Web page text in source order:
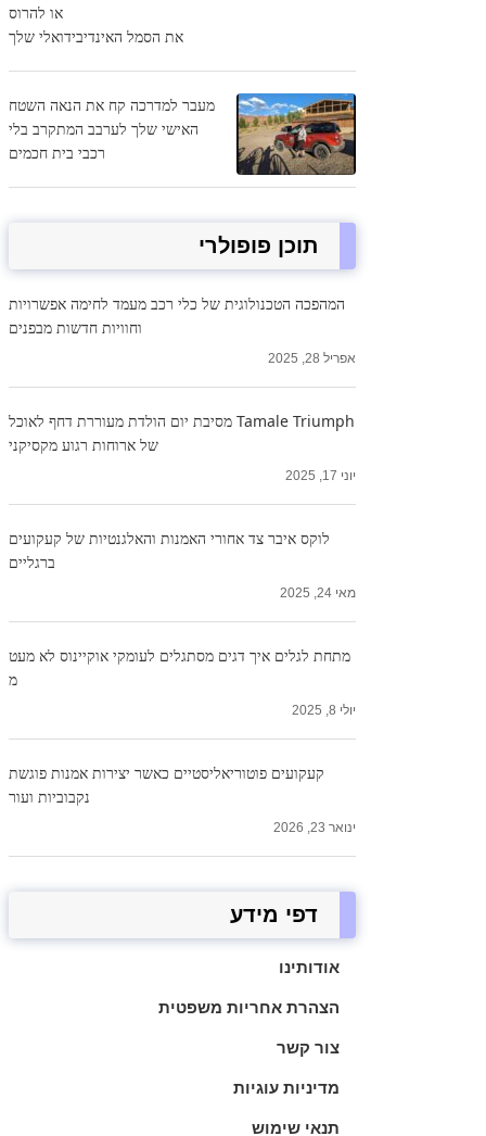
או להרוס
את הסמל האינדיבידואלי שלך
מעבר למדרכה קח את הנאה השטח
האישי שלך לערבב המתקרב בלי
רכבי בית חכמים
תוכן פופולרי
המהפכה הטכנולוגית של כלי רכב מעמד לחימה אפשרויות
וחוויות חדשות מבפנים
אפריל 28, 2025
Tamale Triumph מסיבת יום הולדת מעוררת דחף לאוכל
של ארוחות רגוע מקסיקני
יוני 17, 2025
לוקס איבר צד אחורי האמנות והאלגנטיות של קעקועים
ברגליים
מאי 24, 2025
מתחת לגלים איך דגים מסתגלים לעומקי אוקיינוס ​​לא מעט
מ
יולי 8, 2025
קעקועים פוטוריאליסטיים כאשר יצירות אמנות פוגשת
נקבוביות ועור
ינואר 23, 2026
דפי מידע
אודותינו
הצהרת אחריות משפטית
צור קשר
מדיניות עוגיות
תנאי שימוש